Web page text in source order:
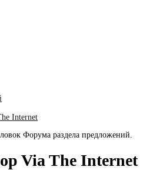
Internet
Форума раздела предложений.
Via The Internet